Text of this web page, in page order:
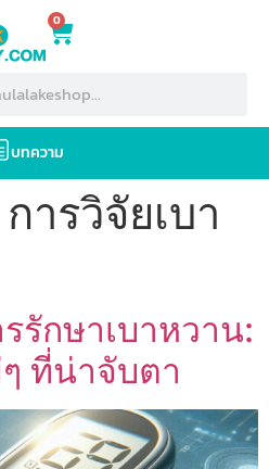
0
บทความ
การวิจัยเบา
รักษาเบาหวาน:
ที่น่าจับตา